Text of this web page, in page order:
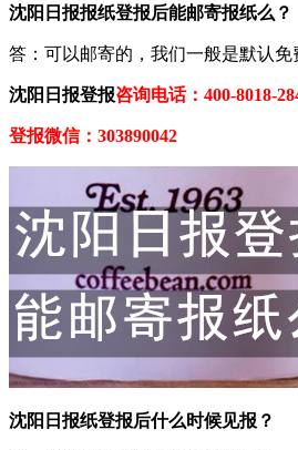
沈阳日报报纸登报后能邮寄报纸么？
答：可以邮寄的，我们一般是默认免
沈阳日报登报咨询电话：400-8018-
登报微信：303890042
沈阳日报纸登报后什么时候见报？